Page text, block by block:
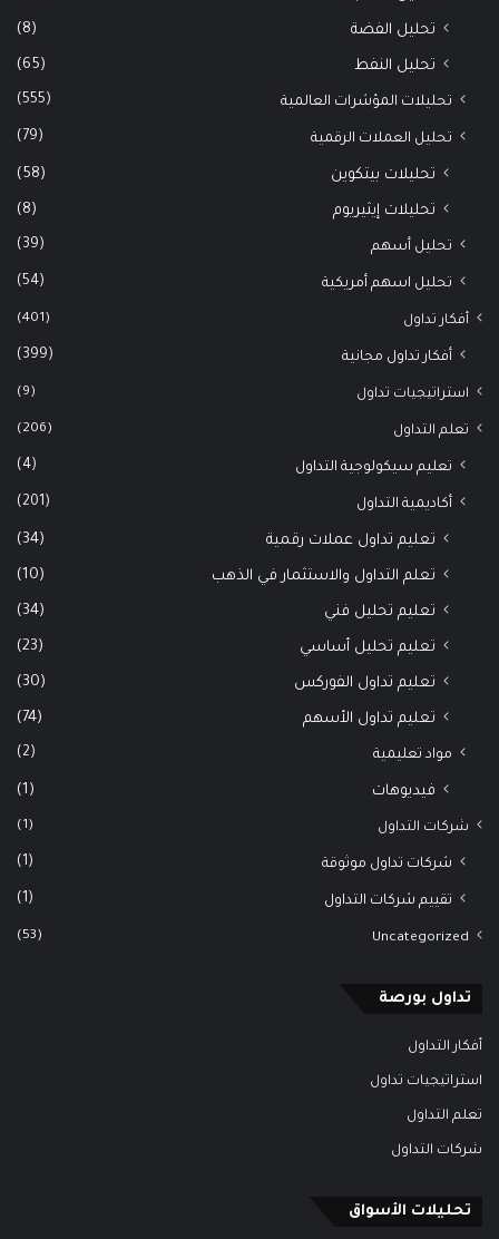
تحليل الفضة (8)
تحليل النفط (65)
تحليلات المؤشرات العالمية (555)
تحليل العملات الرقمية (79)
تحليلات بيتكوين (58)
تحليلات إيثيريوم (8)
تحليل أسهم (39)
تحليل اسهم أمريكية (54)
أفكار تداول (401)
أفكار تداول مجانية (399)
استراتيجيات تداول (9)
تعلم التداول (206)
تعليم سيكولوجية التداول (4)
أكاديمية التداول (201)
تعليم تداول عملات رقمية (34)
تعلم التداول والاستثمار في الذهب (10)
تعليم تحليل فني (34)
تعليم تحليل أساسي (23)
تعليم تداول الفوركس (30)
تعليم تداول الأسهم (74)
مواد تعليمية (2)
فيديوهات (1)
شركات التداول (1)
شركات تداول موثوقة (1)
تقييم شركات التداول (1)
Uncategorized
(53)
تداول بورصة
أفكار التداول
استراتيجيات تداول
تعلم التداول
شركات التداول
تحليلات الأسواق